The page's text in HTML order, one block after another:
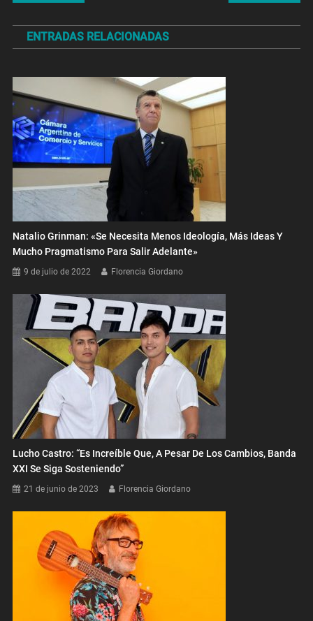
de
entradas
ENTRADAS RELACIONADAS
Natalio Grinman: «Se Necesita Menos Ideología, Más Ideas Y
Mucho Pragmatismo Para Salir Adelante»
9 de julio de 2022 Florencia Giordano
Lucho Castro: “Es Increíble Que, A Pesar De Los Cambios, Banda
XXI Se Siga Sosteniendo”
21 de junio de 2023 Florencia Giordano